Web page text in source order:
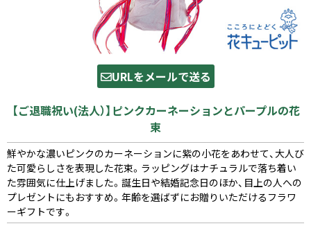
URLをメールで送る
【ご退職祝い(法人）】ピンクカーネーションとパープルの花
束
鮮やかな濃いピンクのカーネーションに紫の小花をあわせて、大人び
た可愛らしさを表現した花束。ラッピングはナチュラルで落ち着い
た雰囲気に仕上げました。誕生日や結婚記念日のほか、目上の人への
プレゼントにもおすすめ。年齢を選ばずにお贈りいただけるフラワ
ーギフトです。